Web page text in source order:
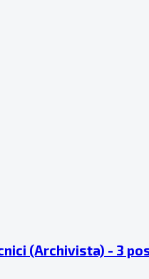
(Archivista) - 3